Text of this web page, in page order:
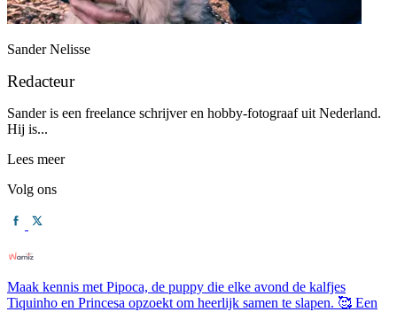
Sander Nelisse
Redacteur
Sander is een freelance schrijver en hobby-fotograaf uit Nederland.
Hij is...
Lees meer
Volg ons
Maak kennis met Pipoca, de puppy die elke avond de kalfjes
Tiquinho en Princesa opzoekt om heerlijk samen te slapen. 🥰 Een